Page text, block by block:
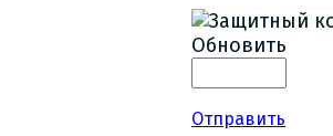
Обновить
Отправить